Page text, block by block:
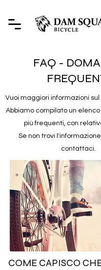
FAQ -
Vuoi maggiori informazioni
Abbiamo compilato un
più frequenti, con
Se non trovi
contattaci.
COME CAPISCO